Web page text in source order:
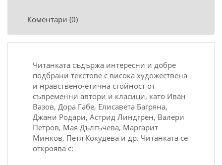
Коментари (0)
Читанката съдържа интересни и добре
подбрани текстове с висока художествена
и нравствено-етична стойност от
съвременни автори и класици, като Иван
Вазов, Дора Габе, Елисавета Багряна,
Джани Родари, Астрид Линдгрен, Валери
Петров, Мая Дългъчева, Маргарит
Минков, Петя Кокудева и др. Читанката се
откроява с: